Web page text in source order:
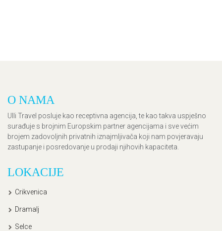
O NAMA
Ulli Travel posluje kao receptivna agencija, te kao takva uspješno
surađuje s brojnim Europskim partner agencijama i sve većim
brojem zadovoljnih privatnih iznajmljivača koji nam povjeravaju
zastupanje i posredovanje u prodaji njihovih kapaciteta.
LOKACIJE
Crikvenica
Dramalj
Selce